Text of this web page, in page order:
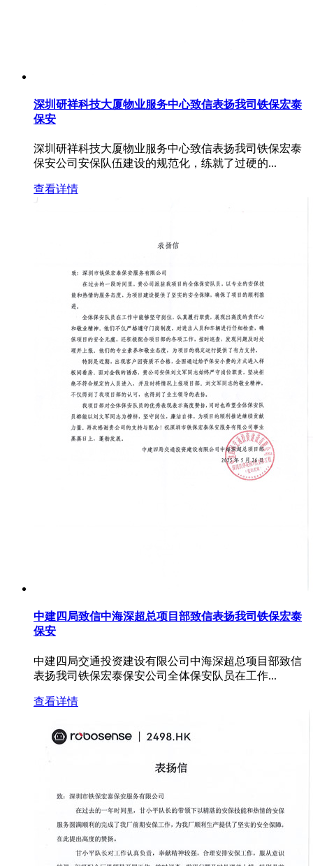
深圳研祥科技大厦物业服务中心致信表扬我司铁保宏泰
保安
深圳研祥科技大厦物业服务中心致信表扬我司铁保宏泰
保安公司安保队伍建设的规范化，练就了过硬的...
查看详情
中建四局致信中海深超总项目部致信表扬我司铁保宏泰
保安
中建四局交通投资建设有限公司中海深超总项目部致信
表扬我司铁保宏泰保安公司全体保安队员在工作...
查看详情